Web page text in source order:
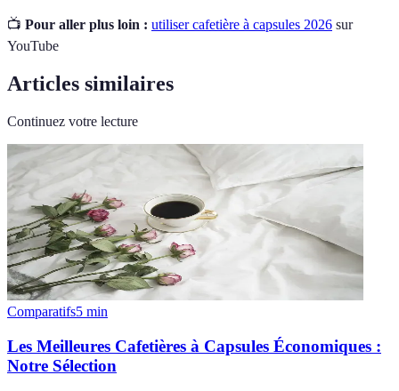
📺 Pour aller plus loin : utiliser cafetière à capsules 2026 sur
YouTube
Articles similaires
Continuez votre lecture
Comparatifs5 min
Les Meilleures Cafetières à Capsules Économiques :
Notre Sélection